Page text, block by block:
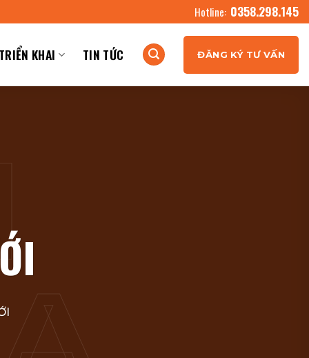
Hotline: 0358.298.145
KHAI TIN TỨC ĐĂNG KÝ TƯ VẤN